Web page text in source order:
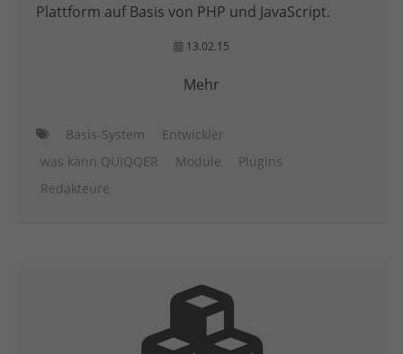
Plattform auf Basis von PHP und JavaScript.
13.02.15
Mehr
Basis-System
Entwickler
was kann QUIQQER
Module
Plugins
Redakteure